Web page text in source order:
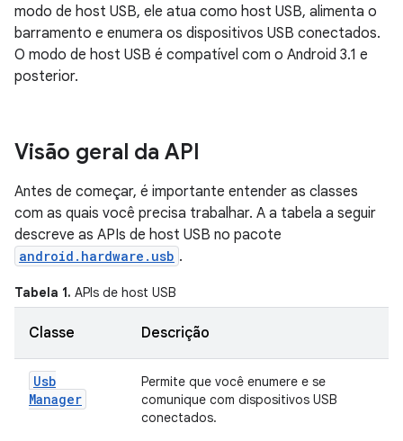
modo de host USB, ele atua como host USB, alimenta o
barramento e enumera os dispositivos USB conectados.
O modo de host USB é compatível com o Android 3.1 e
posterior.
Visão geral da API
Antes de começar, é importante entender as classes
com as quais você precisa trabalhar. A a tabela a seguir
descreve as APIs de host USB no pacote
android.hardware.usb .
Tabela 1. APIs de host USB
Classe Descrição
Usb
Manager
Permite que você enumere e se
comunique com dispositivos USB
conectados.